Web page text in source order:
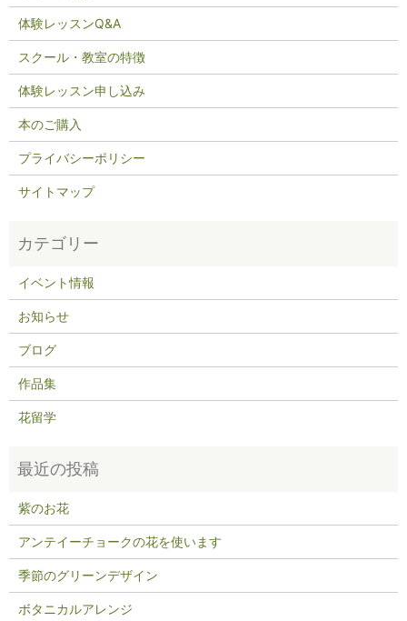
体験レッスンQ&A
スクール・教室の特徴
体験レッスン申し込み
本のご購入
プライバシーポリシー
サイトマップ
イベント情報
お知らせ
ブログ
作品集
花留学
紫のお花
アンテイーチョークの花を使います
季節のグリーンデザイン
ボタニカルアレンジ